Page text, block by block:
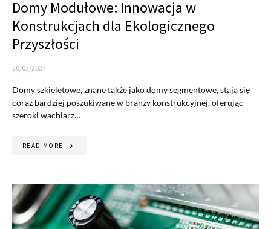
Domy Modułowe: Innowacja w
Konstrukcjach dla Ekologicznego
Przyszłości
20/03/2024
Domy szkieletowe, znane także jako domy segmentowe, stają się
coraz bardziej poszukiwane w branży konstrukcyjnej, oferując
szeroki wachlarz…
READ MORE